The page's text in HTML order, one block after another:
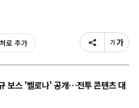
로 추가
보스 '벨로나' 공개…전투 콘텐츠 대